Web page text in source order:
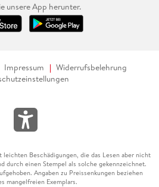
unsere App herunter.
Impressum
Widerrufsbelehrung
Beschädigungen, die das Lesen aber nicht
durch einen Stempel als solche gekennzeichnet.
Angaben zu Preissenkungen beziehen
mangelfreien Exemplars.